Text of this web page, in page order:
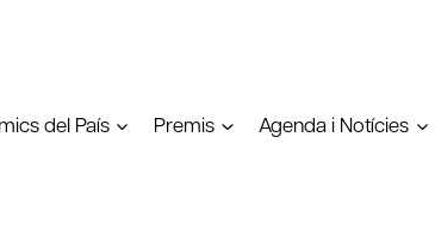
del País Premis Agenda i Notícies